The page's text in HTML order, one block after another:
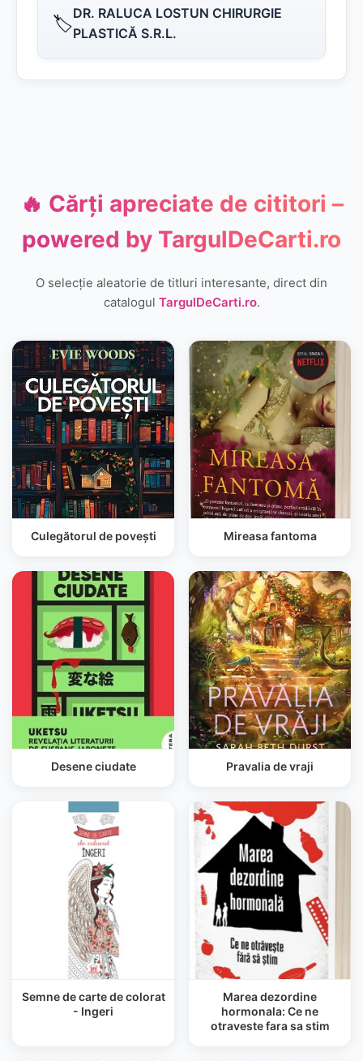
🏷️DR. RALUCA LOSTUN CHIRURGIE
PLASTICĂ S.R.L.
🔥 Cărți apreciate de cititori –
powered by TargulDeCarti.ro
O selecție aleatorie de titluri interesante, direct din
catalogul TargulDeCarti.ro.
Culegătorul de povești Mireasa fantoma
Desene ciudate Pravalia de vraji
Semne de carte de colorat
- Ingeri
Marea dezordine
hormonala: Ce ne
otraveste fara sa stim